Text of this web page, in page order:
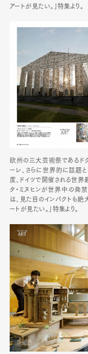
Pen
Official
アートが見たい。」特集より。
欧州の三大芸術祭であるドク
ーレ、さらに世界的に話題
度、ドイツで開催される世界
タ・ミヌヒンが世界中の発
は、見た目のインパクトも
ートが見たい。」特集より。